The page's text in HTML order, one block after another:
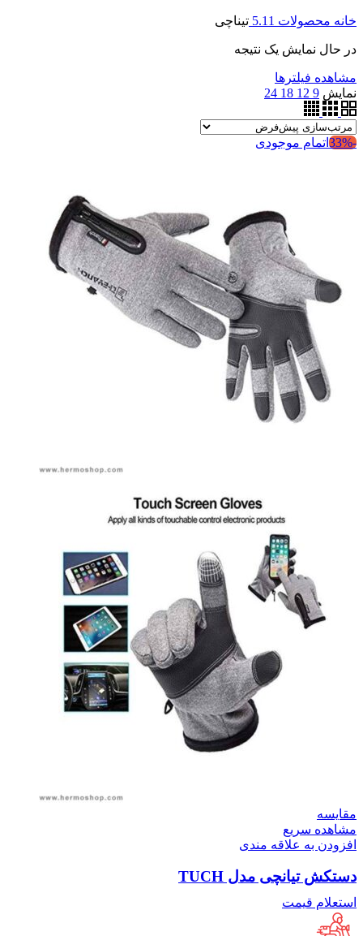
خانه محصولات 5.11 تیناچی
در حال نمایش یک نتیجه
مشاهده فیلترها
نمایش 9
12
18
24
-33% اتمام موجودی
مقایسه
مشاهده سریع
افزودن به علاقه مندی
دستکش تیانچی مدل TUCH
استعلام قیمت